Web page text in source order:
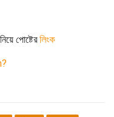
পোষ্টেরলিংক